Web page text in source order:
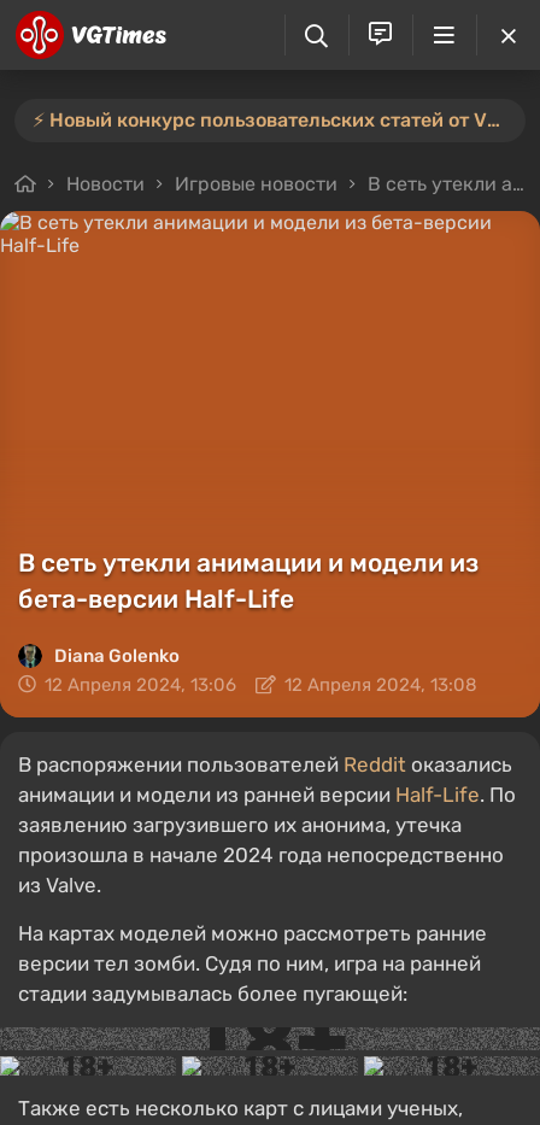
⚡️ Новый конкурс пользовательских статей от VGTimes — участвуйте тут ⚡️
Новости Игровые новости В сеть утекли анимации и модели из бета-версии Half-Life
В сеть утекли анимации и модели из
бета-версии Half-Life
Diana Golenko
12 Апреля 2024, 13:06
12 Апреля 2024, 13:08
В распоряжении пользователей Reddit оказались
анимации и модели из ранней версии Half-Life. По
заявлению загрузившего их анонима, утечка
произошла в начале 2024 года непосредственно
из Valve.
На картах моделей можно рассмотреть ранние
версии тел зомби. Судя по ним, игра на ранней
стадии задумывалась более пугающей:
Также есть несколько карт с лицами ученых,